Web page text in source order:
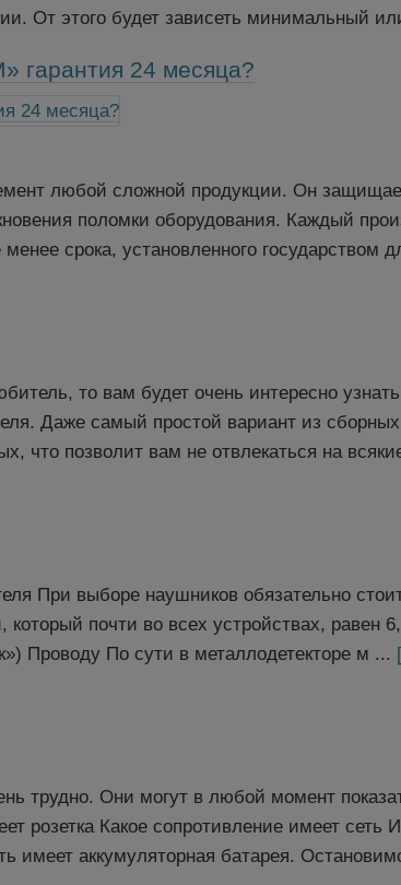
От этого будет зависеть минимальный
гарантия 24 месяца?
любой сложной продукции. Он
поломки оборудования. Каждый
срока, установленного государством
то вам будет очень интересно
Даже самый простой вариант из
что позволит вам не отвлекаться на
При выборе наушников обязательно
почти во всех устройствах, равен
Проводу По сути в металлодетекторе м ...
трудно. Они могут в любой момент
розетка Какое сопротивление имеет сеть
имеет аккумуляторная батарея.